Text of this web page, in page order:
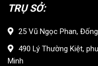
TRỤ SỞ:
25 Vũ Ngọc Phan,
490 Lý Thường Kiệt,
Minh